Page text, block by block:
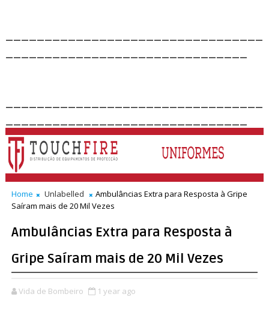
Home Unlabelled
Ambulâncias Extra para Resposta à Gripe
Saíram mais de 20 Mil Vezes
Ambulâncias Extra para Resposta à
Gripe Saíram mais de 20 Mil Vezes
Vida de Bombeiro 1 year ago